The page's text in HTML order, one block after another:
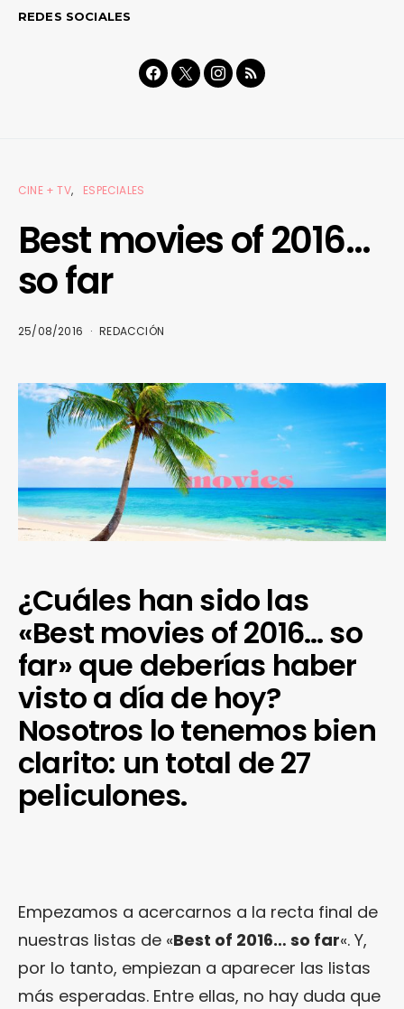
REDES SOCIALES
CINE + TV ESPECIALES
Best movies of 2016…
so far
25/08/2016 REDACCIÓN
¿Cuáles han sido las
«Best movies of 2016… so
far» que deberías haber
visto a día de hoy?
Nosotros lo tenemos bien
clarito: un total de 27
peliculones.
Empezamos a acercarnos a la recta final de
nuestras listas de «Best of 2016… so far«. Y,
por lo tanto, empiezan a aparecer las listas
más esperadas. Entre ellas, no hay duda que